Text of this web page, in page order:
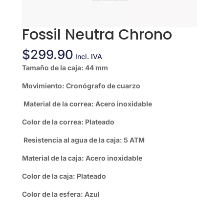
Fossil Neutra Chrono
$299.90 Incl. IVA
Tamaño de la caja: 44 mm
Movimiento: Cronógrafo de cuarzo
Material de la correa: Acero inoxidable
Color de la correa: Plateado
Resistencia al agua de la caja: 5 ATM
Material de la caja: Acero inoxidable
Color de la caja: Plateado
Color de la esfera: Azul